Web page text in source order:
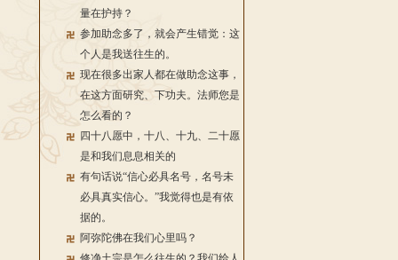
量在护持？
参加助念多了，就会产生错觉：这
个人是我送往生的。
现在很多出家人都在做助念这事，
在这方面研究、下功夫。法师您是
怎么看的？
四十八愿中，十八、十九、二十愿
是和我们息息相关的
有句话说“信心必具名号，名号未
必具真实信心。”我觉得也是有依
据的。
阿弥陀佛在我们心里吗？